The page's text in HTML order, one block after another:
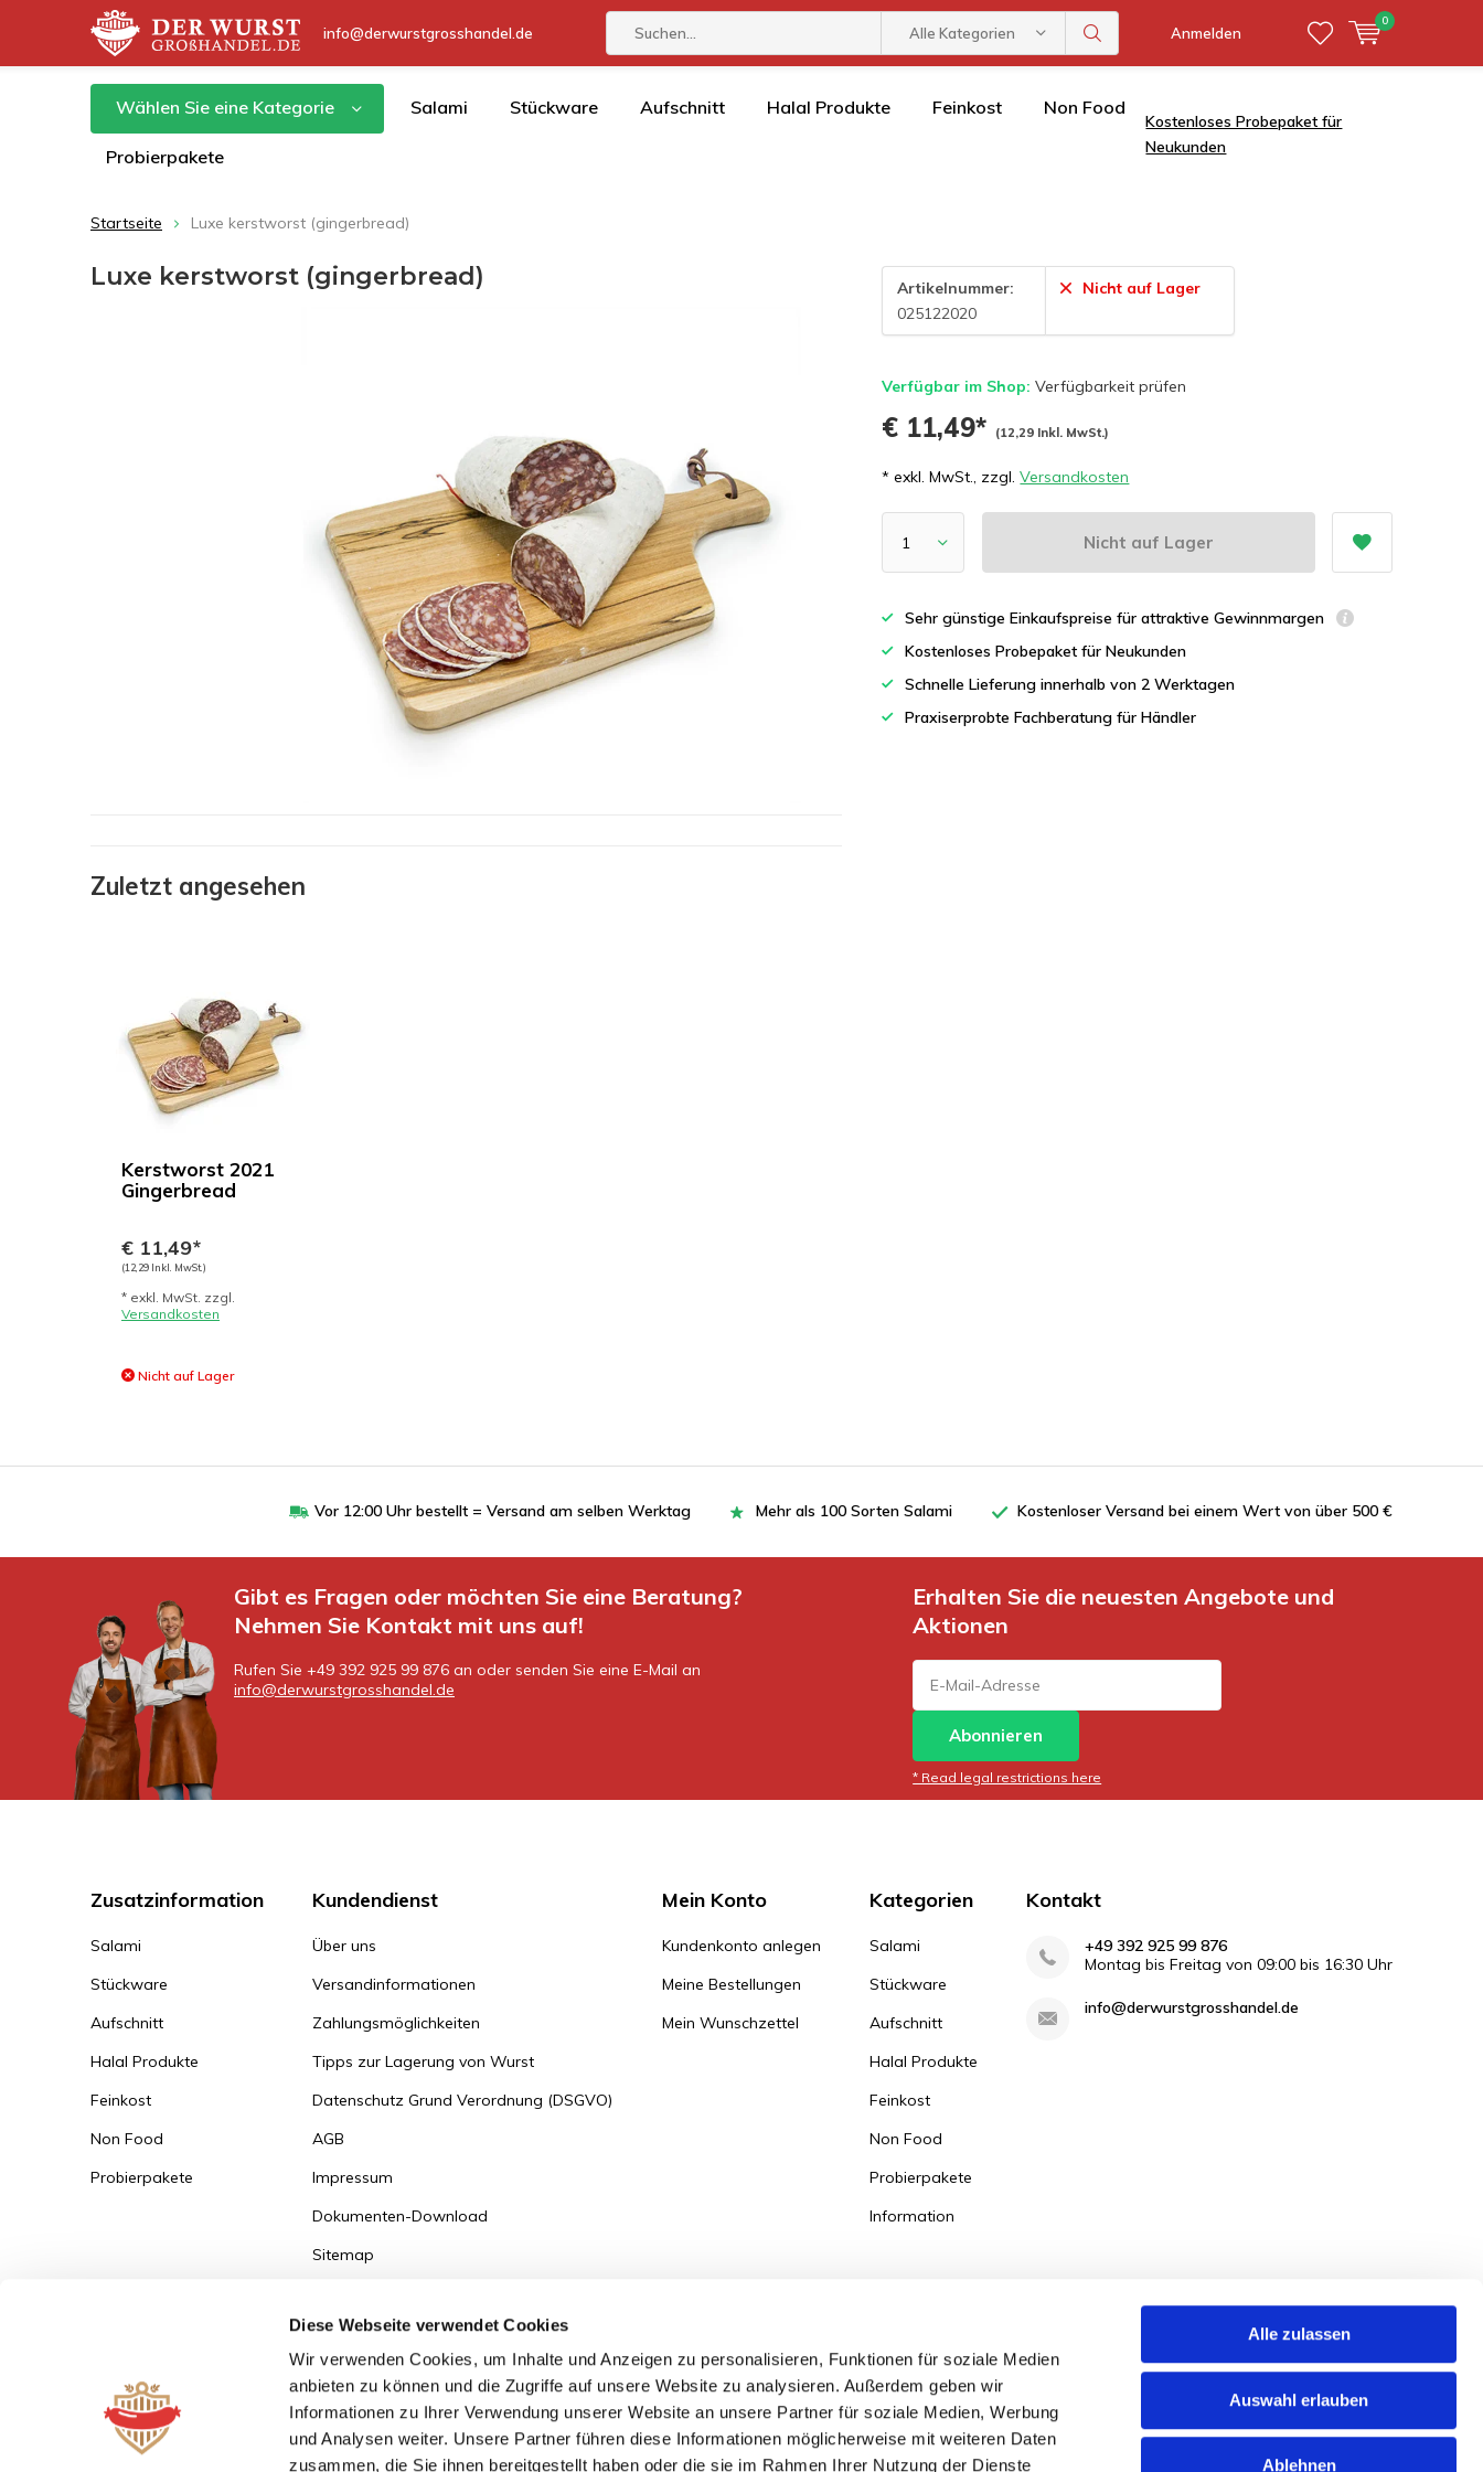
Diese Webseite verwendet Cookies
Wir verwenden Cookies, um Inhalte und Anzeigen zu personalisieren, Funktionen für soziale Medien
anbieten zu können und die Zugriffe auf unsere Website zu analysieren. Außerdem geben wir
Informationen zu Ihrer Verwendung unserer Website an unsere Partner für soziale Medien, Werbung
und Analysen weiter. Unsere Partner führen diese Informationen möglicherweise mit weiteren Daten
zusammen, die Sie ihnen bereitgestellt haben oder die sie im Rahmen Ihrer Nutzung der Dienste
Alle zulassen
Auswahl erlauben
Ablehnen
info@derwurstgrosshandel.de Alle Kategorien Anmelden
0
Wählen Sie eine Kategorie Salami Stückware Aufschnitt Halal Produkte Feinkost Non Food
Probierpakete
Kostenloses Probepaket für
Neukunden
Startseite Luxe kerstworst (gingerbread)
Luxe kerstworst (gingerbread)
Artikelnummer:
025122020
Nicht auf Lager
Verfügbar im Shop:Verfügbarkeit prüfen
€ 11,49* (12,29 Inkl. MwSt.)
* exkl. MwSt., zzgl.Versandkosten
Nicht auf Lager
Sehr günstige Einkaufspreise für attraktive Gewinnmargen
Kostenloses Probepaket für Neukunden
Schnelle Lieferung innerhalb von 2 Werktagen
Praxiserprobte Fachberatung für Händler
Zuletzt angesehen
Kerstworst 2021
Gingerbread
€ 11,49*
(12,29 Inkl. MwSt.)
* exkl. MwSt. zzgl.
Versandkosten
Nicht auf Lager
Vor 12:00 Uhr bestellt = Versand am selben Werktag Mehr als 100 Sorten Salami Kostenloser Versand bei einem Wert von über 500 €
Gibt es Fragen oder möchten Sie eine Beratung?
Nehmen Sie Kontakt mit uns auf!
Rufen Sie +49 392 925 99 876 an oder senden Sie eine E-Mail an
info@derwurstgrosshandel.de
Erhalten Sie die neuesten Angebote und
Aktionen
Abonnieren
* Read legal restrictions here
Zusatzinformation
Salami
Stückware
Aufschnitt
Halal Produkte
Feinkost
Non Food
Probierpakete
Kundendienst
Über uns
Versandinformationen
Zahlungsmöglichkeiten
Tipps zur Lagerung von Wurst
Datenschutz Grund Verordnung (DSGVO)
AGB
Impressum
Dokumenten-Download
Sitemap
Zum Bestellportal
Mein Konto
Kundenkonto anlegen
Meine Bestellungen
Mein Wunschzettel
Kategorien
Salami
Stückware
Aufschnitt
Halal Produkte
Feinkost
Non Food
Probierpakete
Information
Kontakt
+49 392 925 99 876
Montag bis Freitag von 09:00 bis 16:30 Uhr
info@derwurstgrosshandel.de